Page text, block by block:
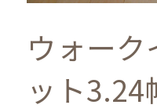
ウォー
ット3.24